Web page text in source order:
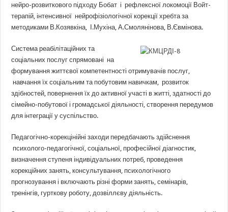
нейро-розвиткового підходу Бобат і рефлексної локомоції Войт-
терапій, інтенсивної нейрофізіологічної корекції хребта за
методиками В.Козявкіна, І.Мухіна, А.Смолянінова, В.Євмінова.
Система реабілітаційних та
соціальних послуг спрямовані на
формування життєвої компетентності отримувачів послуг,
навчання їх соціальним та побутовим навичкам, розвиток
здібностей, повернення їх до активної участі в житті, здатності до
сімейно-побутової і громадської діяльності, створення передумов
для інтеграції у суспільство.
Педагогічно-корекцінійні заходи передбачають здійснення
психолого-педагогічної, соціальної, професійної діагностик,
визначення ступеня індивідуальних потреб, проведення
корекційних занять, консультування, психологічного
прогнозування і включають різні форми занять, семінарів,
тренінгів, гурткову роботу, дозвіллєву діяльність.